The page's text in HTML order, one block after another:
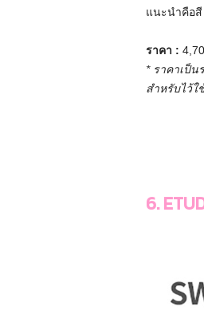
แนะนำคือสี
ราคา :
* ราคาเป็น
สำหรับไว้ใ
6.